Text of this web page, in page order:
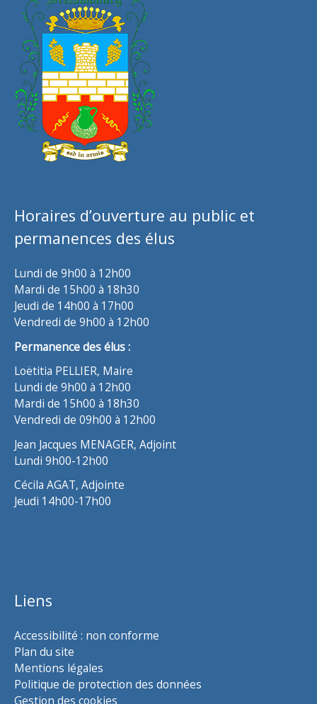
Horaires d’ouverture au public et
permanences des élus
Lundi de 9h00 à 12h00
Mardi de 15h00 à 18h30
Jeudi de 14h00 à 17h00
Vendredi de 9h00 à 12h00
Permanence des élus :
Loëtitia PELLIER, Maire
Lundi de 9h00 à 12h00
Mardi de 15h00 à 18h30
Vendredi de 09h00 à 12h00
Jean Jacques MENAGER, Adjoint
Lundi 9h00-12h00
Cécila AGAT, Adjointe
Jeudi 14h00-17h00
Liens
Accessibilité : non conforme
Plan du site
Mentions légales
Politique de protection des données
Gestion des cookies